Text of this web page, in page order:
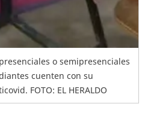
o semipresenciales
cuenten con su
FOTO: EL HERALDO